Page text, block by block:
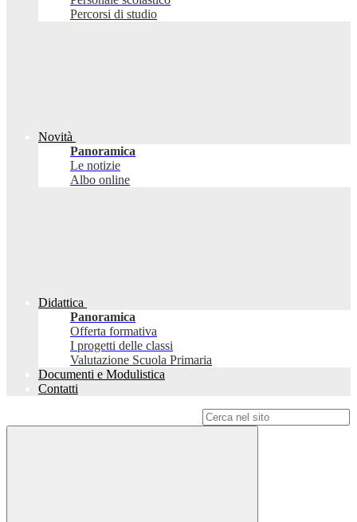
Percorsi di studio
Novità
Panoramica
Le notizie
Albo online
Didattica
Panoramica
Offerta formativa
I progetti delle classi
Valutazione Scuola Primaria
Documenti e Modulistica
Contatti